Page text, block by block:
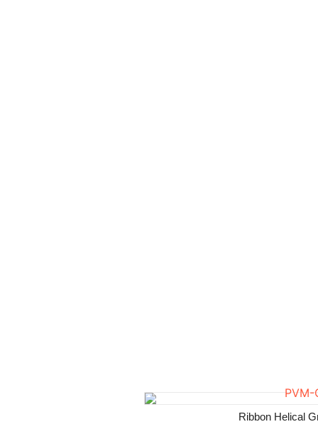
Ribbon Helical